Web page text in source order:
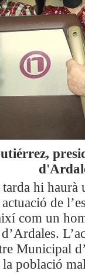
tarda hi
de
com un
Municipal
població